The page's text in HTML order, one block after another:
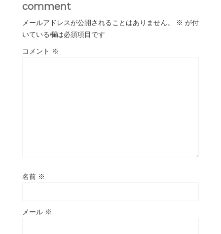
comment
メールアドレスが公開されることはありません。 ※ が付
いている欄は必須項目です
コメント ※
名前 ※
メール ※